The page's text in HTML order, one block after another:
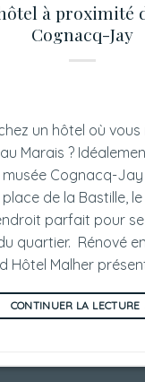
à proximité
Cognacq-Jay
un hôtel où
Marais ?
Cognacq-
de la Bastille,
parfait pour
quartier. Rénové
Hôtel Malher
CONTINUER LA LECTURE